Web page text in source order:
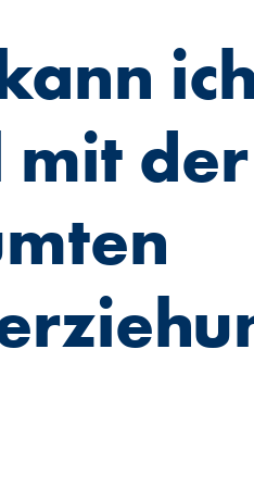
ich
der